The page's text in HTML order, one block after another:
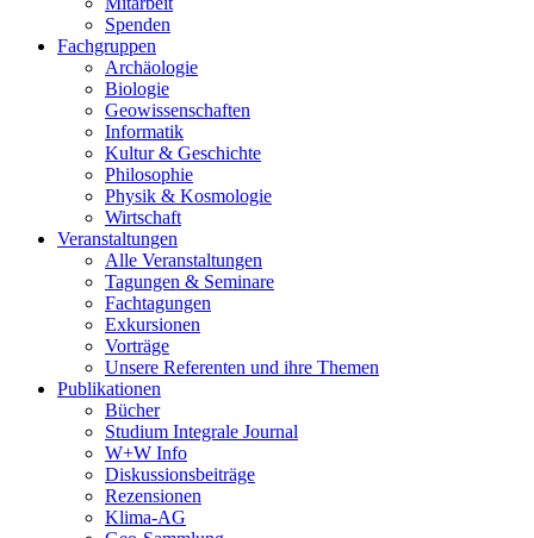
Spenden
Fachgruppen
Archäologie
Biologie
Geowissenschaften
Informatik
Kultur & Geschichte
Philosophie
Physik & Kosmologie
Wirtschaft
Veranstaltungen
Alle Veranstaltungen
Tagungen & Seminare
Fachtagungen
Exkursionen
Vorträge
Unsere Referenten und ihre Themen
Publikationen
Bücher
Studium Integrale Journal
W+W Info
Diskussionsbeiträge
Rezensionen
Klima-AG